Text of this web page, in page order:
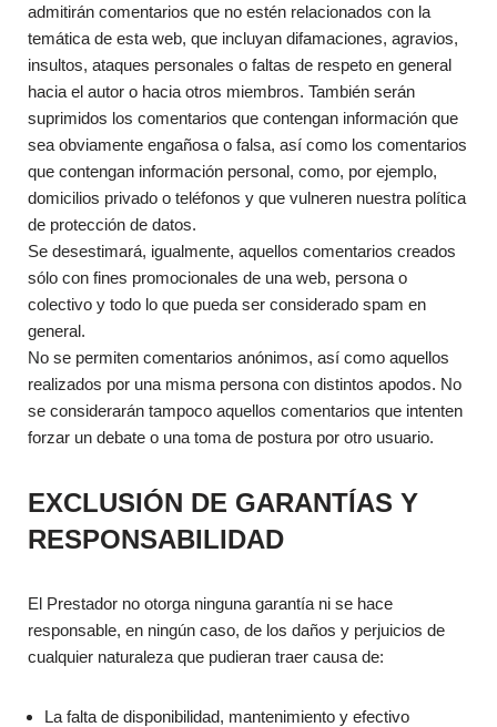
admitirán comentarios que no estén relacionados con la
temática de esta web, que incluyan difamaciones, agravios,
insultos, ataques personales o faltas de respeto en general
hacia el autor o hacia otros miembros. También serán
suprimidos los comentarios que contengan información que
sea obviamente engañosa o falsa, así como los comentarios
que contengan información personal, como, por ejemplo,
domicilios privado o teléfonos y que vulneren nuestra política
de protección de datos.
Se desestimará, igualmente, aquellos comentarios creados
sólo con fines promocionales de una web, persona o
colectivo y todo lo que pueda ser considerado spam en
general.
No se permiten comentarios anónimos, así como aquellos
realizados por una misma persona con distintos apodos. No
se considerarán tampoco aquellos comentarios que intenten
forzar un debate o una toma de postura por otro usuario.
EXCLUSIÓN DE GARANTÍAS Y
RESPONSABILIDAD
El Prestador no otorga ninguna garantía ni se hace
responsable, en ningún caso, de los daños y perjuicios de
cualquier naturaleza que pudieran traer causa de:
La falta de disponibilidad, mantenimiento y efectivo